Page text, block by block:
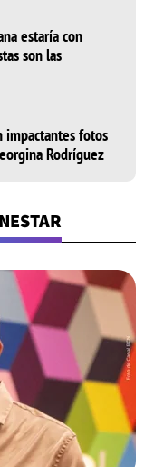
estaría con
son las
impactantes fotos
Rodríguez